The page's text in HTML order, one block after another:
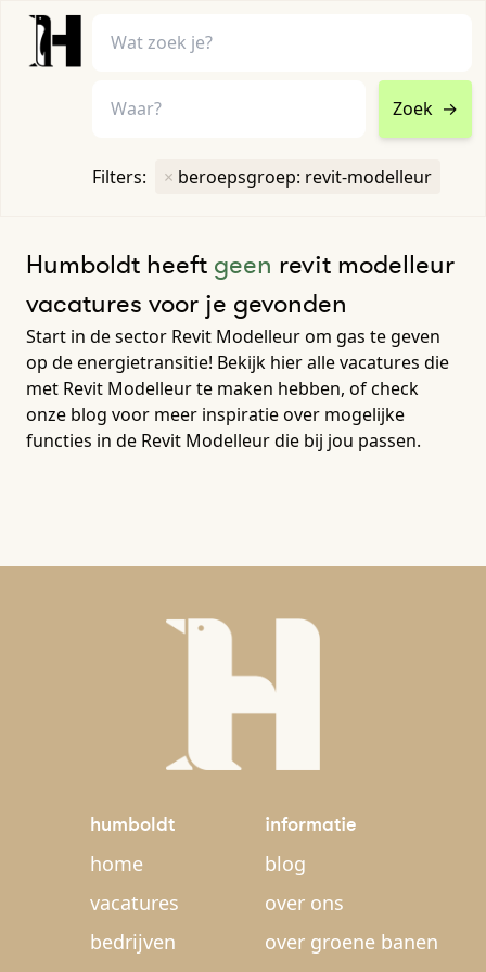
Zoek →
Filters: × beroepsgroep: revit-modelleur
Humboldt heeft geen revit modelleur
vacatures voor je gevonden
Start in de sector Revit Modelleur om gas te geven
op de energietransitie! Bekijk hier alle vacatures die
met Revit Modelleur te maken hebben, of check
onze blog voor meer inspiratie over mogelijke
functies in de Revit Modelleur die bij jou passen.
humboldt
home
vacatures
bedrijven
informatie
blog
over ons
over groene banen